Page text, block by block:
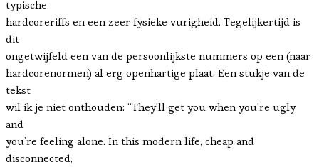
typische
hardcoreriffs en een zeer fysieke vurigheid. Tegelijkertijd is
dit
ongetwijfeld een van de persoonlijkste nummers op een (naar
hardcorenormen) al erg openhartige plaat. Een stukje van de
tekst
wil ik je niet onthouden: “They’ll get you when you’re ugly
and
you’re feeling alone. In this modern life, cheap and
disconnected,